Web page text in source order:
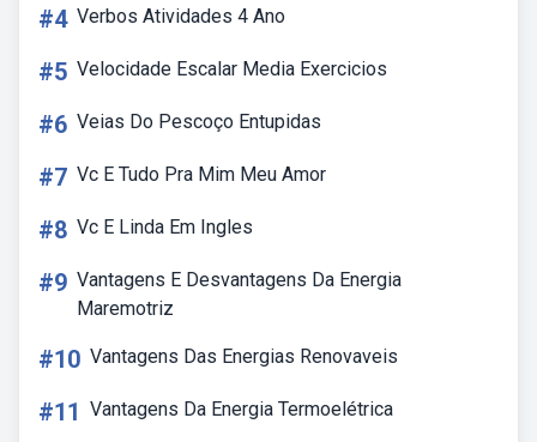
#4 Verbos Atividades 4 Ano
#5 Velocidade Escalar Media Exercicios
#6 Veias Do Pescoço Entupidas
#7 Vc E Tudo Pra Mim Meu Amor
#8 Vc E Linda Em Ingles
#9 Vantagens E Desvantagens Da Energia
Maremotriz
#10 Vantagens Das Energias Renovaveis
#11 Vantagens Da Energia Termoelétrica